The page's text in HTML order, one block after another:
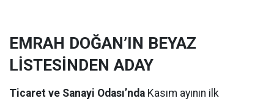
EMRAH DOĞAN’IN BEYAZ
LİSTESİNDEN ADAY
Ticaret ve Sanayi Odası’nda Kasım ayının ilk